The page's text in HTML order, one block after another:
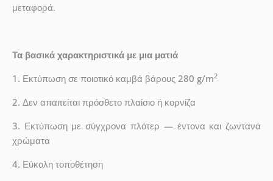
μεταφορά.
Τα βασικά χαρακτηριστικά με μια ματιά
1. Εκτύπωση σε ποιοτικό καμβά βάρους 280 g/m2
2. Δεν απαιτείται πρόσθετο πλαίσιο ή κορνίζα
3. Εκτύπωση με σύγχρονα πλότερ — έντονα και ζωντανά
χρώματα
4. Εύκολη τοποθέτηση